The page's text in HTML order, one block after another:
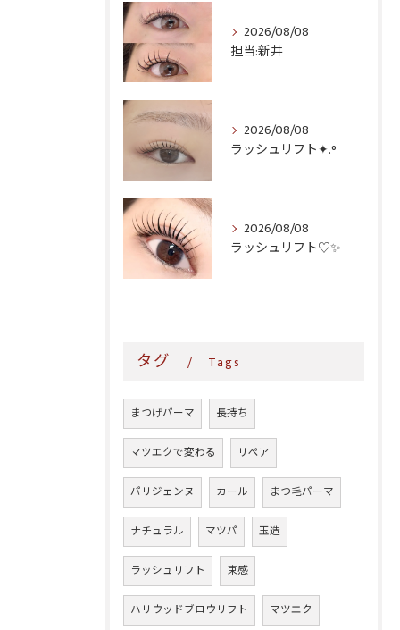
2026/08/08
担当:新井
2026/08/08
ラッシュリフト✦.°
2026/08/08
ラッシュリフト♡✨
タグ Tags
まつげパーマ 長持ち
マツエクで変わる リペア
パリジェンヌ カール まつ毛パーマ
ナチュラル マツパ 玉造
ラッシュリフト 束感
ハリウッドブロウリフト マツエク